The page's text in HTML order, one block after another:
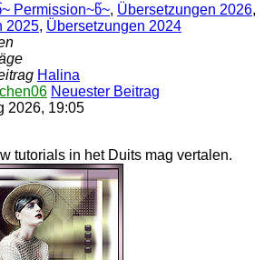
Permission~წ~, Übersetzungen 2026,
2025, Übersetzungen 2024
Halina
Neuester Beitrag
2026, 19:05
tutorials in het Duits mag vertalen.